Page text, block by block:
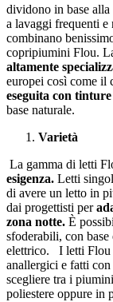
dividono in base alla
a lavaggi frequenti e
combinano
copripiumini Flou.
altamente
europei così come il
eseguita con
base naturale.
Varietà
La gamma di letti
esigenza. Letti
di avere un letto in
dai progettisti per
zona notte. È
sfoderabili, con
elettrico. I letti Flou
anallergici e fatti
scegliere tra i
poliestere oppure in